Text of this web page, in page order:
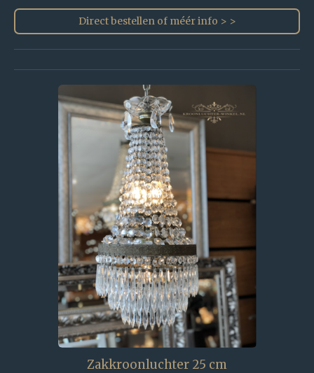
Direct bestellen of méér info > >
Zakkroonluchter 25 cm